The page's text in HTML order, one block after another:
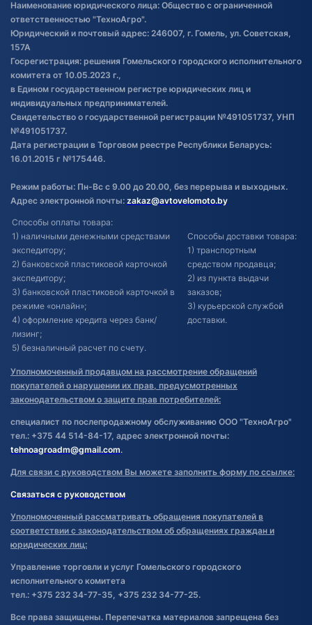
Обработка файлов cookie
Постановка транспорта на учет
Обновления в ЭПТС 2024
Наименование юридического лица: Общество с ограниченной
ответственностью "ТехноАгро".
Юридический и почтовый адрес: 246007, г. Гомель, ул. Советская,
157А
Госрегистрация: решения Гомельского городского исполнительного
комитета от 10.05.2023 г.,
в Едином государственном регистре юридических лиц и
индивидуальных предпринимателей.
Свидетельство о государственной регистрации №491051737, УНП
№491051737.
Дата регистрации в Торговом реестре Республики Беларусь:
16.01.2015 г №175446.
Режим работы: Пн-Вс с 9.00 до 20.00, без перерыва и выходных.
Адрес электронной почты: zakaz@avtovelomoto.by
Способы оплаты товара:
1) наличными денежными средствами
экспедитору;
2) банковской пластиковой карточкой
экспедитору;
3) банковской пластиковой карточкой в
режиме «онлайн»;
4) оформление кредита через банк/
лизинг;
5) безналичный расчет по счету.
Способы доставки товара:
1) транспортным
средством продавца;
2) из пункта выдачи
заказов;
3) курьерской службой
доставки.
Уполномоченный продавцом на рассмотрение обращений
покупателей о нарушении их прав, предусмотренных
законодательством о защите прав потребителей:
специалист по послепродажному обслуживанию ООО "ТехноАгро"
тел.: +375 44 514-84-17, адрес электронной почты:
tehnoagroadm@gmail.com.
Для связи с руководством Вы можете заполнить форму по ссылке:
Связаться с руководством
Уполномоченный рассматривать обращения покупателей в
соответствии с законодательством об обращениях граждан и
юридических лиц:
Управление торговли и услуг Гомельского городского
исполнительного комитета
тел.: +375 232 34-77-35, +375 232 34-77-25.
Все права защищены. Перепечатка материалов запрещена без